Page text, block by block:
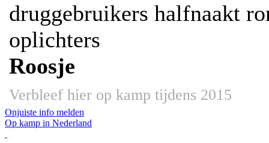
druggebruikers halfnaakt
oplichters
Roosje
Verbleef hier op kamp tijdens 2015
Onjuiste info melden
Op kamp in Nederland